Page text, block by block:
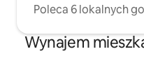
Poleca 6 lokalnych
Wynajem